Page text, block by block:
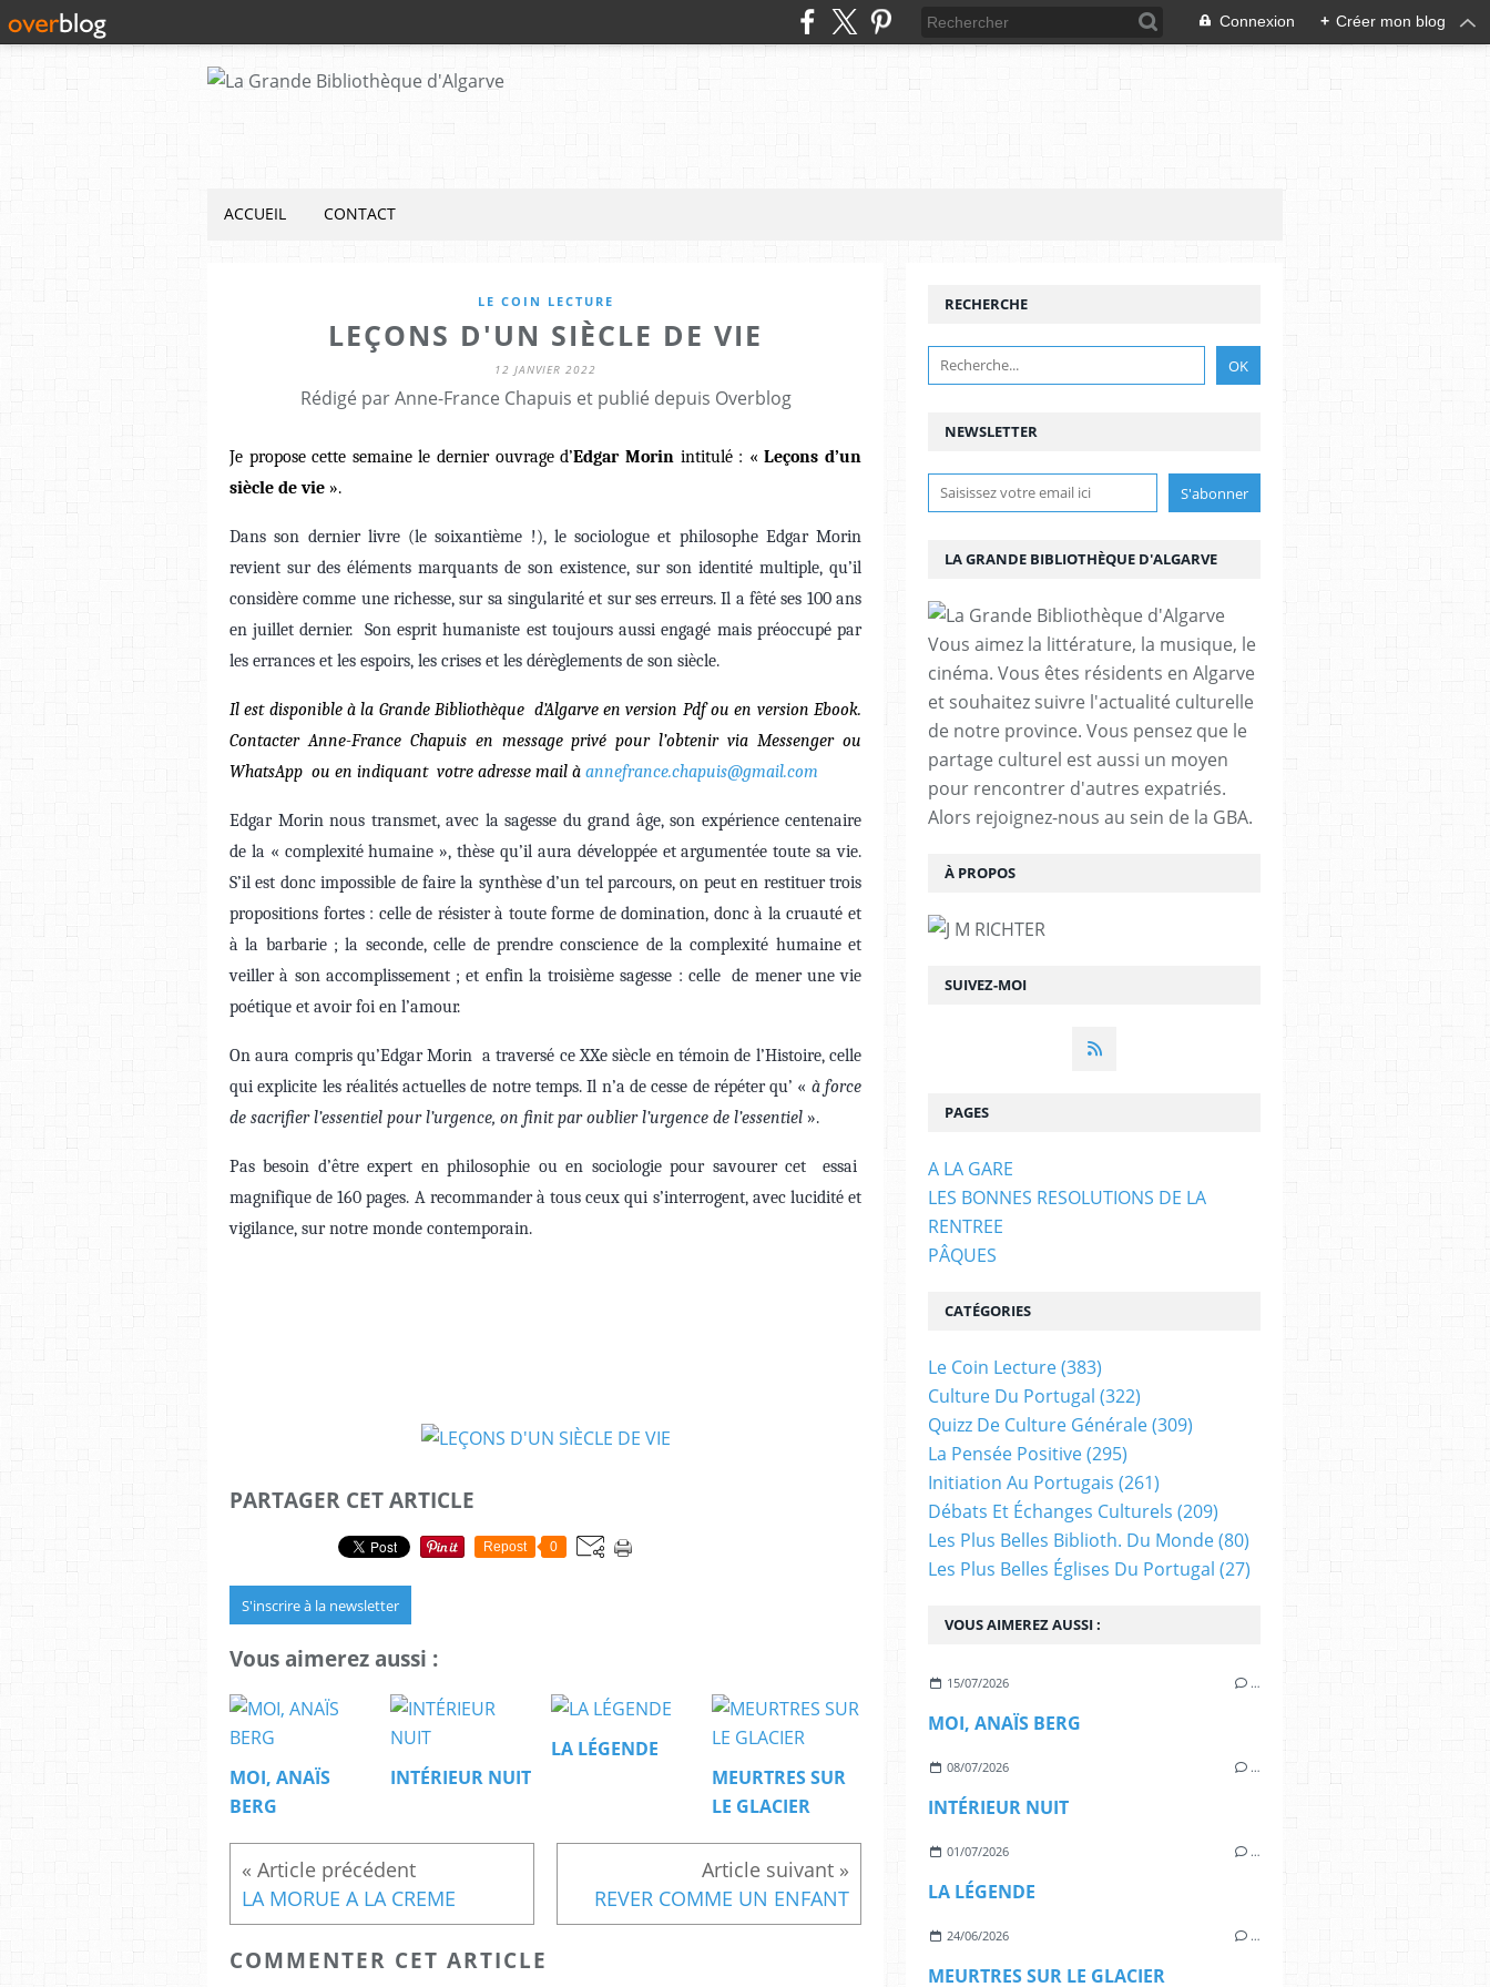
Connexion + Créer mon blog
ACCUEIL CONTACT
LE COIN LECTURE
LEÇONS D'UN SIÈCLE DE VIE
12 JANVIER 2022
Rédigé par Anne-France Chapuis et publié depuis Overblog
Je propose cette semaine le dernier ouvrage d’Edgar Morinintitulé : «Leçons d’un
siècle de vie ».
Dans son dernier livre (le soixantième !), le sociologue et philosophe Edgar Morin
revient sur des éléments marquants de son existence, sur son identité multiple, qu’il
considère comme une richesse, sur sa singularité et sur ses erreurs. Il a fêté ses 100 ans
en juillet dernier. Son esprit humaniste est toujours aussi engagé mais préoccupé par
les errances et les espoirs, les crises et les dérèglements de son siècle.
Il est disponible à la Grande Bibliothèque d’Algarve en version Pdf ou en version Ebook.
Contacter Anne-France Chapuis en message privé pour l’obtenir via Messenger ou
WhatsApp ou en indiquant votre adresse mail à annefrance.chapuis@gmail.com
Edgar Morin nous transmet, avec la sagesse du grand âge, son expérience centenaire
de la « complexité humaine », thèse qu’il aura développée et argumentée toute sa vie.
S’il est donc impossible de faire la synthèse d’un tel parcours, on peut en restituer trois
propositions fortes : celle de résister à toute forme de domination, donc à la cruauté et
à la barbarie ; la seconde, celle de prendre conscience de la complexité humaine et
veiller à son accomplissement ; et enfin la troisième sagesse : celle de mener une vie
poétique et avoir foi en l’amour.
On aura compris qu’Edgar Morin a traversé ce XXe siècle en témoin de l’Histoire, celle
qui explicite les réalités actuelles de notre temps. Il n’a de cesse de répéter qu’ « à force
de sacrifier l’essentiel pour l’urgence, on finit par oublier l’urgence de l’essentiel ».
Pas besoin d’être expert en philosophie ou en sociologie pour savourer cet essai
magnifique de 160 pages. A recommander à tous ceux qui s’interrogent, avec lucidité et
vigilance, sur notre monde contemporain.
PARTAGER CET ARTICLE
Repost 0
S'inscrire à la newsletter
Vous aimerez aussi :
MOI, ANAÏS
BERG
INTÉRIEUR NUIT
LA LÉGENDE
MEURTRES SUR
LE GLACIER
LA MORUE A LA CREME REVER COMME UN ENFANT
COMMENTER CET ARTICLE
NEWSLETTER
SUIVEZ-MOI
RECHERCHE
LA GRANDE BIBLIOTHÈQUE D'ALGARVE
Vous aimez la littérature, la musique, le
cinéma. Vous êtes résidents en Algarve
et souhaitez suivre l'actualité culturelle
de notre province. Vous pensez que le
partage culturel est aussi un moyen
pour rencontrer d'autres expatriés.
Alors rejoignez-nous au sein de la GBA.
À PROPOS
VOUS AIMEREZ AUSSI :
15/07/2026 …
MOI, ANAÏS BERG
08/07/2026 …
INTÉRIEUR NUIT
01/07/2026 …
LA LÉGENDE
24/06/2026 …
MEURTRES SUR LE GLACIER
PAGES
A LA GARE
LES BONNES RESOLUTIONS DE LA
RENTREE
PÂQUES
CATÉGORIES
Le Coin Lecture(383)
Culture Du Portugal (322)
Quizz De Culture Générale(309)
La Pensée Positive(295)
Initiation Au Portugais (261)
Débats Et Échanges Culturels (209)
Les Plus Belles Biblioth. Du Monde(80)
Les Plus Belles Églises Du Portugal (27)